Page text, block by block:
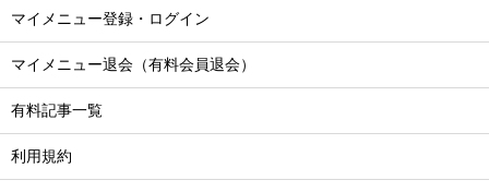
マイメニュー登録・ログイン
マイメニュー退会（有料会員退会）
有料記事一覧
利用規約